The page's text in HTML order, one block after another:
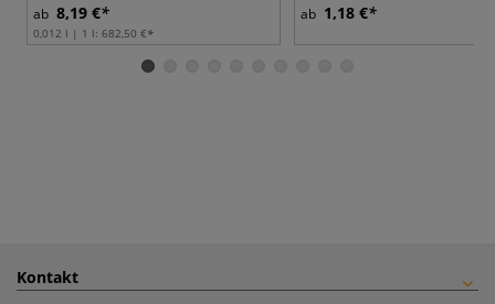
ab 8,19 €
0,012 l | 1 l: 682,50 €
ab 1,18 €
Kontakt